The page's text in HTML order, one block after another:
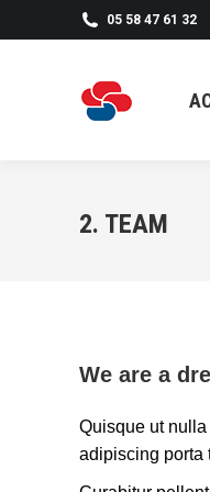
05 58 47 61 32
2. TEAM
We are a
Quisque ut
adipiscing porta